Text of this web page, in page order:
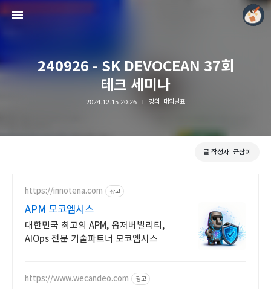
240926 - SK DEVOCEAN 37회
테크 세미나
2024.12.15 20:26 강의_대외발표
글 작성자: 근삼이
https://innotena.com 광고
APM 모코엠시스
대한민국 최고의 APM, 옵저버빌리티,
AIOps 전문 기술파트너 모코엠시스
https://www.wecandeo.com 광고
모두의 근삼이